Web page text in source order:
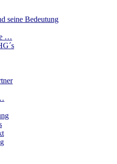
seine Bedeutung
…